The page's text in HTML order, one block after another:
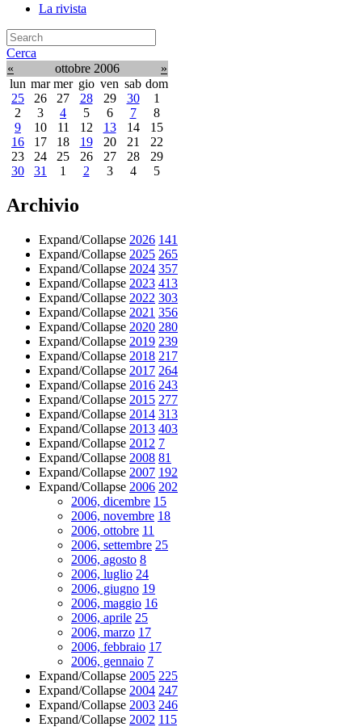
La rivista
Cerca
«
ottobre 2006
»
lun mar mer gio ven sab dom
25
26 27 28 29 30
1
2
3 4 5 6 7
8
9
10 11 12 13 14
15
16
17 18 19 20 21
22
23
24 25 26 27 28
29
30
31 1 2 3 4 5
Archivio
Expand/Collapse 2026 141
Expand/Collapse 2025 265
Expand/Collapse 2024 357
Expand/Collapse 2023 413
Expand/Collapse 2022 303
Expand/Collapse 2021 356
Expand/Collapse 2020 280
Expand/Collapse 2019 239
Expand/Collapse 2018 217
Expand/Collapse 2017 264
Expand/Collapse 2016 243
Expand/Collapse 2015 277
Expand/Collapse 2014 313
Expand/Collapse 2013 403
Expand/Collapse 2012 7
Expand/Collapse 2008 81
Expand/Collapse 2007 192
Expand/Collapse 2006 202
2006, dicembre 15
2006, novembre 18
2006, ottobre 11
2006, settembre 25
2006, agosto 8
2006, luglio 24
2006, giugno 19
2006, maggio 16
2006, aprile 25
2006, marzo 17
2006, febbraio 17
2006, gennaio 7
Expand/Collapse 2005 225
Expand/Collapse 2004 247
Expand/Collapse 2003 246
Expand/Collapse 2002 115